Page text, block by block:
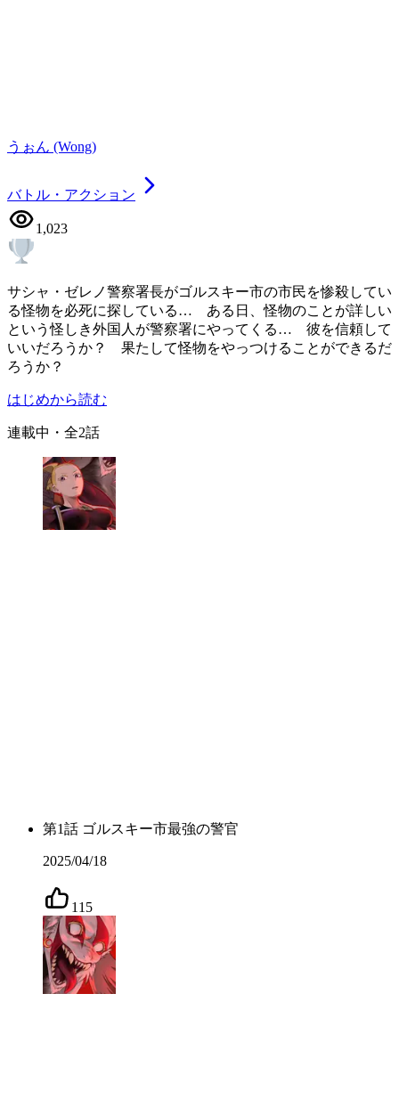
うぉん (Wong)
バトル・アクション
1,023
サシャ・ゼレノ警察署長がゴルスキー市の市民を惨殺してい
る怪物を必死に探している… ある日、怪物のことが詳しい
という怪しき外国人が警察署にやってくる… 彼を信頼して
いいだろうか？ 果たして怪物をやっつけることができるだ
ろうか？
はじめから読む
連載中 ・全2話
第1話 ゴルスキー市最強の警官
2025/04/18
115